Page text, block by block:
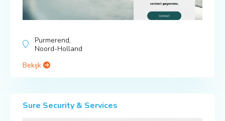
Purmerend,
Noord-Holland
Bekijk
Sure Security & Services